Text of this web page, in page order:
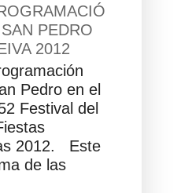
PEDRO
2012
Pedro en el
Festival del
2012. Este
de las